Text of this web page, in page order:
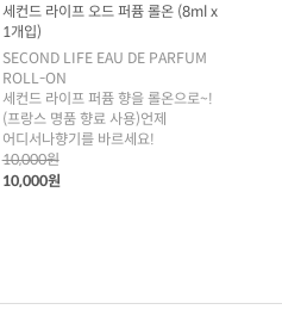
세컨드 라이프 오드 퍼퓸 롤온 (8ml x
1개입)
SECOND LIFE EAU DE PARFUM
ROLL-ON
세컨드 라이프 퍼퓸 향을 롤온으로~!
(프랑스 명품 향료 사용)언제
어디서나향기를 바르세요!
10,000원
10,000원